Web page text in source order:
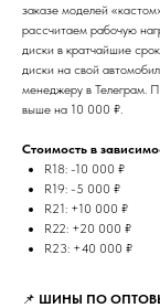
заказе моделей
рассчитаем рабочую
диски в кратчайшие
диски на свой
менеджеру в Телеграм.
выше на 10 000 ₽.
Стоимость в
R18: -10 000 ₽
R19: -5 000 ₽
R21: +10 000 ₽
R22: +20 000 ₽
R23: +40 000 ₽
📌 ШИНЫ ПО